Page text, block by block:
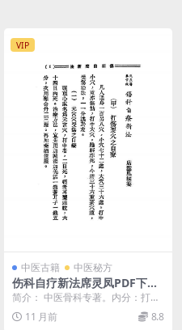
VIP
中医古籍 中医秘方
伤科自疗新法席灵凤PDF下载,
民国跌打损伤治疗秘方
简介： 中医骨科专著。内分：打伤
要穴之自疗、各种跌打损伤之自
疗、接骨法与骨伤自疗...
11 月前 8.8